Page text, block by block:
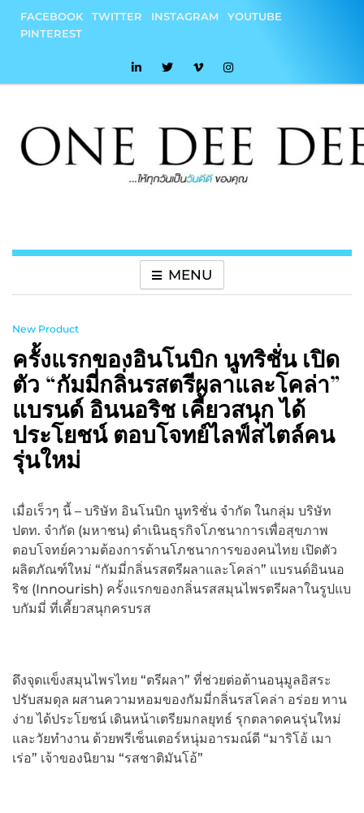
content
FACEBOOK TWITTER INSTAGRAM
YOUTUBE
PINTEREST
MENU
New Product
ครั้งแรกของอินโนบิก นูทริชั่น เปิด
ตัว “กัมมี่กลิ่นรสตรีผลาและโคล่า”
แบรนด์ อินนอริช เคี้ยวสนุก ได้
ประโยชน์ ตอบโจทย์ไลฟ์สไตล์คน
รุ่นใหม่
เมื่อเร็วๆ นี้ – บริษัท อินโนบิก นูทริชั่น จำกัด ในกลุ่ม บริษัท
ปตท. จำกัด (มหาชน) ดำเนินธุรกิจโภชนาการเพื่อสุขภาพ
ตอบโจทย์ความต้องการด้านโภชนาการของคนไทย เปิดตัว
ผลิตภัณฑ์ใหม่ “กัมมี่กลิ่นรสตรีผลาและโคล่า” แบรนด์อินนอ
ริช (Innourish) ครั้งแรกของกลิ่นรสสมุนไพรตรีผลาในรูปแบ
บกัมมี่ ที่เคี้ยวสนุกครบรส
ดึงจุดแข็งสมุนไพรไทย “ตรีผลา” ที่ช่วยต่อต้านอนุมูลอิสระ
ปรับสมดุล ผสานความหอมของกัมมี่กลิ่นรสโคล่า อร่อย ทาน
ง่าย ได้ประโยชน์ เดินหน้าเตรียมกลยุทธ์ รุกตลาดคนรุ่นใหม่
และวัยทำงาน ด้วยพรีเซ็นเตอร์หนุ่มอารมณ์ดี “มาริโอ้ เมา
เร่อ” เจ้าของนิยาม “รสชาติมันโอ้”